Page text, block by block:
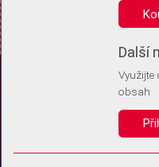
Anonymní unikátní ID
Díky němu příště poznáme, že
Identifikátor je zcela anonymní.
Vaše souhlasy a odmítnutí si
vás už příště znovu neptali.
Další
obsah